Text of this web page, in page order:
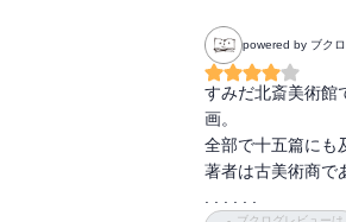
powered by ブク
すみだ北斎美術館
画。
全部で十五篇にも
著者は古美術商で